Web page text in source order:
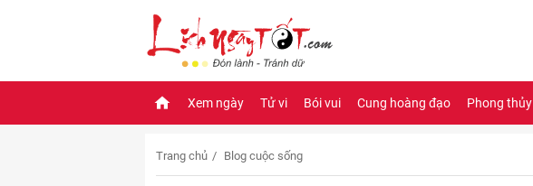
Xem ngày Tử vi Bói vui Cung hoàng đạo Phong thủy
Trang chủ Blog cuộc sống